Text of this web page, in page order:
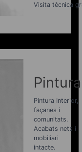
Visita tècnica
Pintura
Pintura Interior,
façanes i
comunitats.
Acabats nets i
mobiliari
intacte.